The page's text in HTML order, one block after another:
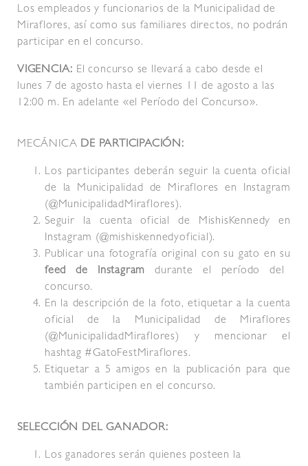
Los empleados y funcionarios de la Municipalidad de
Miraflores, así como sus familiares directos, no podrán
participar en el concurso.
VIGENCIA: El concurso se llevará a cabo desde el
lunes 7 de agosto hasta el viernes 11 de agosto a las
12:00 m. En adelante «el Período del Concurso».
MECÁNICA DE PARTICIPACIÓN:
Los participantes deberán seguir la cuenta oficial
de la Municipalidad de Miraflores en Instagram
(@MunicipalidadMiraflores).
Seguir la cuenta oficial de MishisKennedy en
Instagram (@mishiskennedyoficial).
Publicar una fotografía original con su gato en su
feed de Instagram durante el período del
concurso.
En la descripción de la foto, etiquetar a la cuenta
oficial de la Municipalidad de Miraflores
(@MunicipalidadMiraflores) y mencionar el
hashtag #GatoFestMiraflores.
Etiquetar a 5 amigos en la publicación para que
también participen en el concurso.
SELECCIÓN DEL GANADOR:
Los ganadores serán quienes posteen la